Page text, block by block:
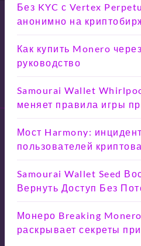
Без KYC с Vertex
анонимно на
Как купить Monero
руководство
Samourai Wallet
меняет правила игры
Мост Harmony:
пользователей
Samourai Wallet Seed
Вернуть Доступ Без
Монеро Breaking
раскрывает секреты